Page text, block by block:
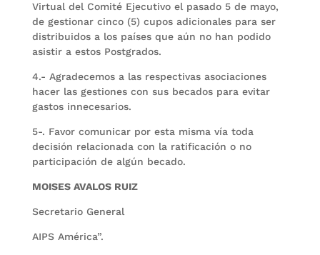
Virtual del Comité Ejecutivo el pasado 5 de mayo,
de gestionar cinco (5) cupos adicionales para ser
distribuidos a los países que aún no han podido
asistir a estos Postgrados.
4.- Agradecemos a las respectivas asociaciones
hacer las gestiones con sus becados para evitar
gastos innecesarios.
5-. Favor comunicar por esta misma vía toda
decisión relacionada con la ratificación o no
participación de algún becado.
MOISES AVALOS RUIZ
Secretario General
AIPS América”.